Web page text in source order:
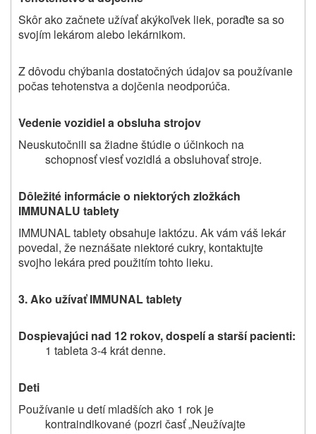
Skôr ako začnete užívať akýkoľvek liek, poraďte sa so
svojím lekárom alebo lekárnikom.
Z dôvodu chýbania dostatočných údajov sa používanie
počas tehotenstva a dojčenia neodporúča.
Vedenie vozidiel a obsluha strojov
Neuskutočnili sa žiadne štúdie o účinkoch na
schopnosť viesť vozidlá a obsluhovať stroje.
Dôležité informácie o niektorých zložkách
IMMUNALU tablety
IMMUNAL tablety obsahuje laktózu. Ak vám váš lekár
povedal, že neznášate niektoré cukry, kontaktujte
svojho lekára pred použitím tohto lieku.
3. Ako užívať IMMUNAL tablety
Dospievajúci nad 12 rokov, dospelí a starší pacienti:
1 tableta 3-4 krát denne.
Deti
Používanie u detí mladších ako 1 rok je
kontraindikované (pozri časť „Neužívajte